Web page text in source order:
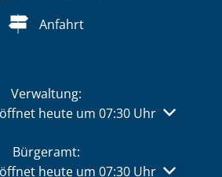
Anfahrt
Verwaltung:
Öffnungs- oder Schließzeiten
öffnet heute um 07:30 Uhr
Bürgeramt:
Öffnungs- oder Schließzeiten
öffnet heute um 07:30 Uhr